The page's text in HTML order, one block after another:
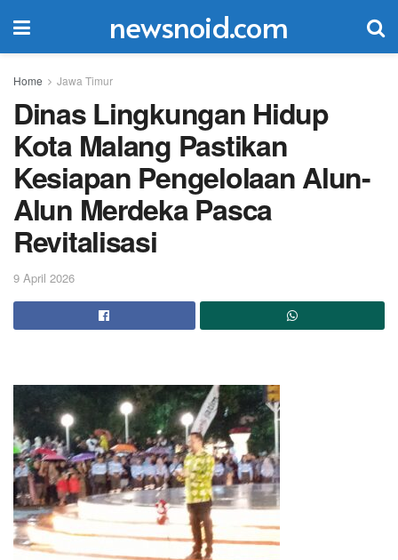
newsnoid.com
Home Jawa Timur
Dinas Lingkungan Hidup
Kota Malang Pastikan
Kesiapan Pengelolaan Alun-
Alun Merdeka Pasca
Revitalisasi
9 April 2026